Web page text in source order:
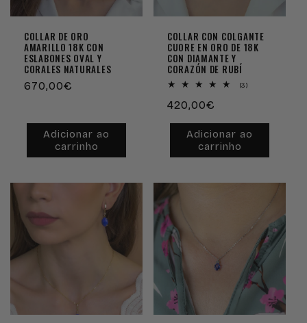
COLLAR DE ORO
AMARILLO 18K CON
ESLABONES OVAL Y
CORALES NATURALES
Preço
670,00€
Adicionar ao
carrinho
COLLAR CON COLGANTE
CUORE EN ORO DE 18K
CON DIAMANTE Y
CORAZÓN DE RUBÍ
(3)
Preço
normal
420,00€
Adicionar ao
carrinho